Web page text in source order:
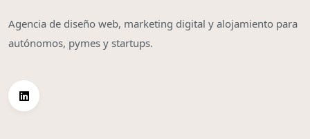
Agencia de diseño web, marketing digital y alojamiento para
autónomos, pymes y startups.